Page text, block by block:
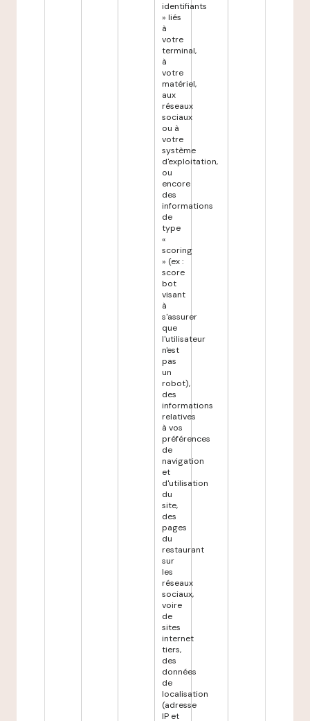
identifiants
» liés
à
votre
terminal,
à
votre
matériel,
aux
réseaux
sociaux
ou à
votre
système
d'exploitation,
ou
encore
des
informations
de
type
«
scoring
» (ex :
score
bot
visant
à
s'assurer
que
l'utilisateur
n'est
pas
un
robot),
des
informations
relatives
à vos
préférences
de
navigation
et
d'utilisation
du
site,
des
pages
du
restaurant
sur
les
réseaux
sociaux,
voire
de
sites
internet
tiers,
des
données
de
localisation
(adresse
IP et